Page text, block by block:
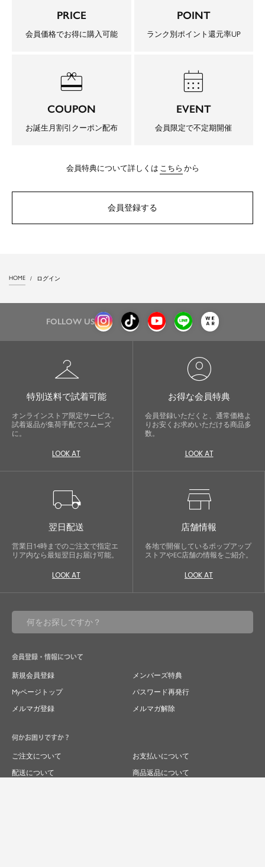
PRICE
会員価格でお得に購入可能
POINT
ランク別ポイント還元率UP
redeem
COUPON
お誕生月割引クーポン配布
calendar_month
EVENT
会員限定で不定期開催
会員特典について詳しくは こちら から
会員登録する
HOME ログイン
FOLLOW US
checkroom
特別送料で試着可能
オンラインストア限定サービス。
試着返品が集荷手配でスムーズ
に。
LOOK AT
account_circle
お得な会員特典
会員登録いただくと、通常価格よ
りお安くお求めいただける商品多
数。
LOOK AT
local_shipping
翌日配送
営業日14時までのご注文で指定エ
リア内なら最短翌日お届け可能。
LOOK AT
store
店舗情報
各地で開催しているポップアップ
ストアやEC店舗の情報をご紹介。
LOOK AT
会員登録・情報について
新規会員登録
メンバーズ特典
Myページトップ
パスワード再発行
メルマガ登録
メルマガ解除
何かお困りですか？
ご注文について
お支払いについて
配送について
商品返品について